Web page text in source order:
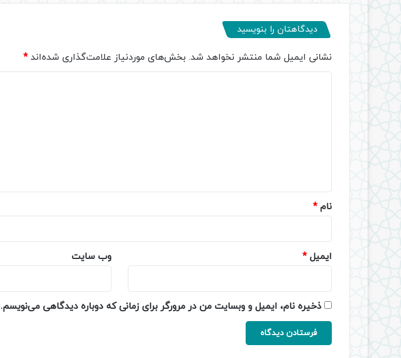
دیدگاهتان را بنویسید
نشانی ایمیل شما منتشر نخواهد شد. بخش‌های موردنیاز علامت‌گذاری شده‌اند*
نام*
ایمیل* وب‌ سایت
ذخیره نام، ایمیل و وبسایت من در مرورگر برای زمانی که دوباره دیدگاهی می‌نویسم.